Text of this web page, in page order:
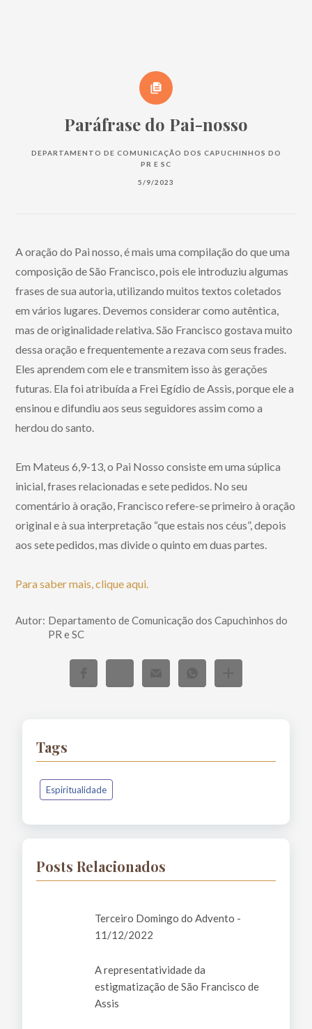
Paráfrase do Pai-nosso
DEPARTAMENTO DE COMUNICAÇÃO DOS CAPUCHINHOS DO
PR E SC
5/9/2023
A oração do Pai nosso, é mais uma compilação do que uma
composição de São Francisco, pois ele introduziu algumas
frases de sua autoria, utilizando muitos textos coletados
em vários lugares. Devemos considerar como autêntica,
mas de originalidade relativa. São Francisco gostava muito
dessa oração e frequentemente a rezava com seus frades.
Eles aprendem com ele e transmitem isso às gerações
futuras. Ela foi atribuída a Frei Egídio de Assis, porque ele a
ensinou e difundiu aos seus seguidores assim como a
herdou do santo.
Em Mateus 6,9-13, o Pai Nosso consiste em uma súplica
inicial, frases relacionadas e sete pedidos. No seu
comentário à oração, Francisco refere-se primeiro à oração
original e à sua interpretação “que estais nos céus”, depois
aos sete pedidos, mas divide o quinto em duas partes.
Para saber mais, clique aqui.
Autor: Departamento de Comunicação dos Capuchinhos do
PR e SC
Tags
Espiritualidade
Posts Relacionados
Terceiro Domingo do Advento -
11/12/2022
A representatividade da
estigmatização de São Francisco de
Assis